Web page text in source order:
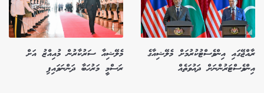
ރާއްޖޭގައި އިންވެސްޓުކުރުމަށް މެލޭޝިއާގެ
އިންވެސްޓަރުންނަށް ދައުވަތެއް
މެލޭޝިއާ ސަރުކާރުން މުއިއްޒު އަށް
ރަސްމީ މަރުހަބާ ދަންނަވައިފި